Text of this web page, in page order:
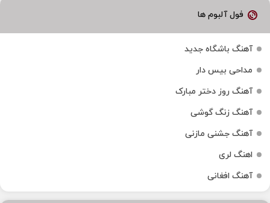
فول آلبوم ها
آهنگ باشگاه جدید
مداحی بیس دار
آهنگ روز دختر مبارک
آهنگ زنگ گوشی
آهنگ جشنی مازنی
اهنگ لری
آهنگ افغانی